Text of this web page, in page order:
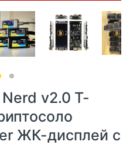
v2.0 T-
ЖК-дисплей с